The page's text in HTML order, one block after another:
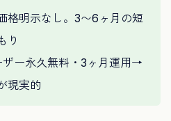
格明示なし。3〜6ヶ月の短
り
ザー永久無料・3ヶ月運用→
現実的